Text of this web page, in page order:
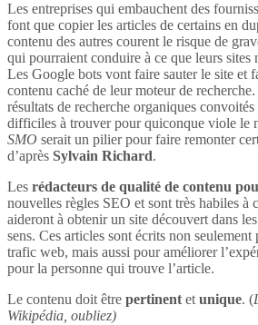
Les entreprises qui embauchent des
font que copier les articles de certains en
contenu des autres courent le risque de
qui pourraient conduire à ce que leurs sites
Les Google bots vont faire sauter le site et
contenu caché de leur moteur de
résultats de recherche organiques
difficiles à trouver pour quiconque viole le
SMO serait un pilier pour faire remonter
d’après Sylvain Richard.
Les rédacteurs de qualité de contenu
nouvelles règles SEO et sont très habiles à
aideront à obtenir un site découvert dans
sens. Ces articles sont écrits non
trafic web, mais aussi pour améliorer
pour la personne qui trouve l’article.
Le contenu doit être pertinent et unique. (
Wikipédia, oubliez)